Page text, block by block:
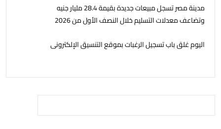
مدينة مصر تسجل مبيعات جديدة بقيمة 28.4 مليار جنيه
وتضاعف معدلات التسليم خلال النصف الأول من 2026
اليوم غلق باب تسجيل الرغبات بموقع التنسيق الإلكترونى